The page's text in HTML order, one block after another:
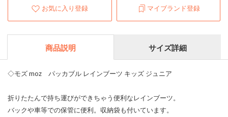
お気に入り登録 マイブランド登録
商品説明 サイズ詳細
◇モズ moz パッカブル レインブーツ キッズ ジュニア
折りたたんで持ち運びができちゃう便利なレインブーツ。
バックや車等での保管に便利。収納袋も付いています。